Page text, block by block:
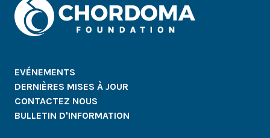
EVÉNEMENTS
DERNIÈRES MISES À JOUR
CONTACTEZ NOUS
BULLETIN D'INFORMATION